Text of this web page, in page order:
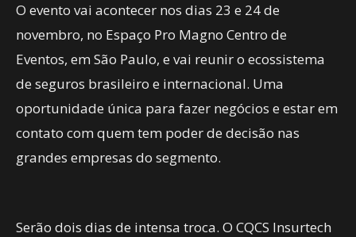
O evento vai acontecer nos dias 23 e 24 de
novembro, no Espaço Pro Magno Centro de
Eventos, em São Paulo, e vai reunir o ecossistema
de seguros brasileiro e internacional. Uma
oportunidade única para fazer negócios e estar em
contato com quem tem poder de decisão nas
grandes empresas do segmento.
Serão dois dias de intensa troca. O CQCS Insurtech